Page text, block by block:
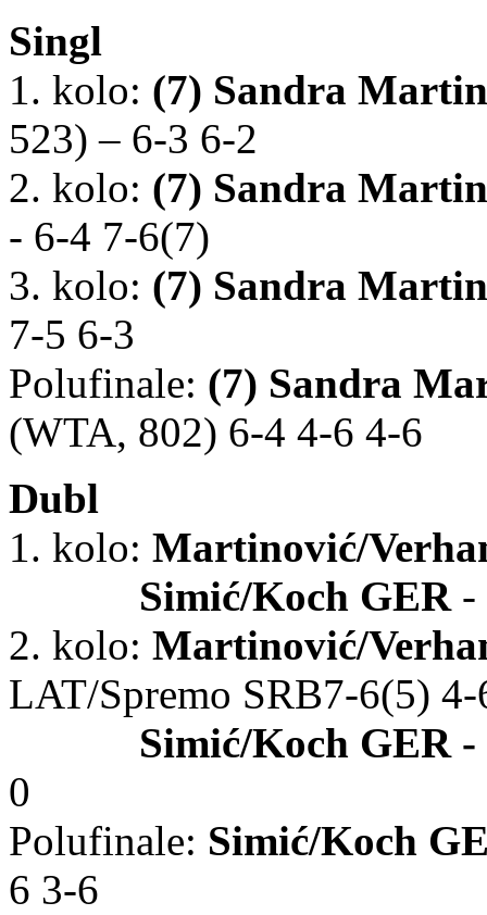
Singl
1. kolo: (7) Sandra
523) – 6-3 6-2
2. kolo: (7) Sandra
- 6-4 7-6(7)
3. kolo: (7) Sandra
7-5 6-3
Polufinale: (7) Sandra
(WTA, 802) 6-4 4-6 4-6
Dubl
1. kolo: Martinović/
Simić/Koch GER-
2. kolo: Martinović/
LAT/Spremo SRB7-6(5)
Simić/Koch GER -
0
Polufinale: Simić/Koch
6 3-6